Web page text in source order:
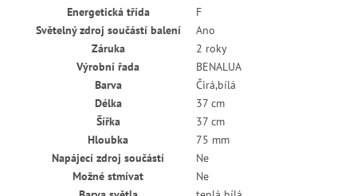
Energetická třída
F
Světelný zdroj součástí balení
Ano
Záruka
2 roky
Výrobní řada
BENALUA
Barva
Čirá,bílá
Délka
37 cm
Šířka
37 cm
Hloubka
75 mm
Napájecí zdroj součástí
Ne
Možné stmívat
Ne